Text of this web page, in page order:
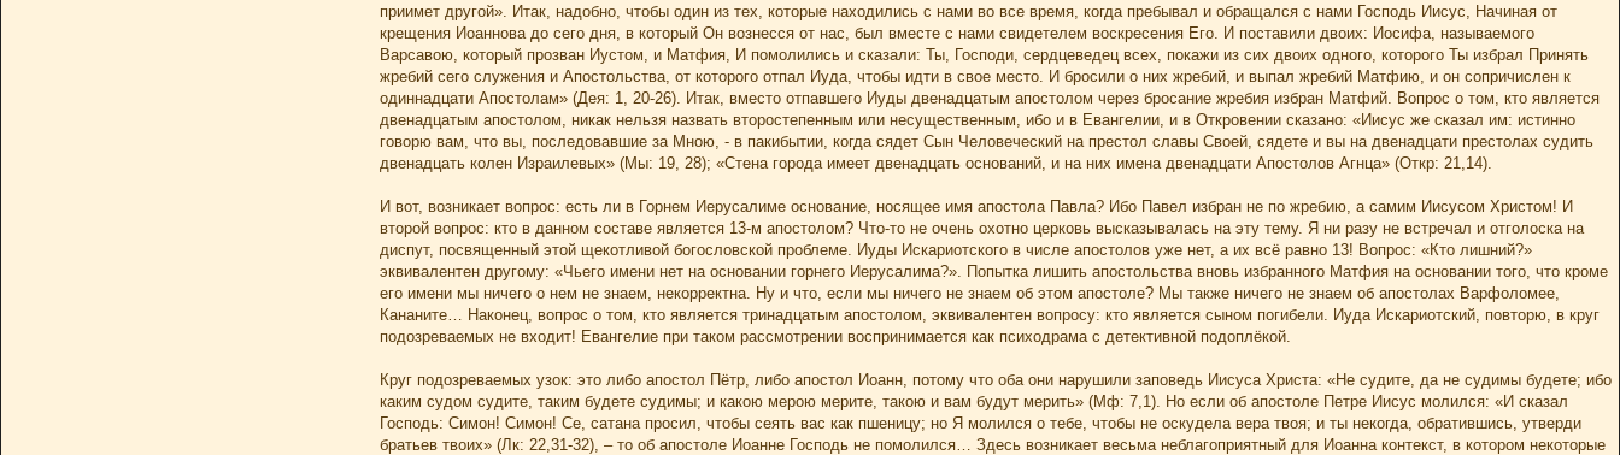
приимет другой». Итак, надобно, чтобы один из тех, которые находились с нами во все время, когда пребывал и обращался с нами Господь Иисус, Начиная от
крещения Иоаннова до сего дня, в который Он вознесся от нас, был вместе с нами свидетелем воскресения Его. И поставили двоих: Иосифа, называемого
Варсавою, который прозван Иустом, и Матфия, И помолились и сказали: Ты, Господи, сердцеведец всех, покажи из сих двоих одного, которого Ты избрал Принять
жребий сего служения и Апостольства, от которого отпал Иуда, чтобы идти в свое место. И бросили о них жребий, и выпал жребий Матфию, и он сопричислен к
одиннадцати Апостолам» (Дея: 1, 20-26). Итак, вместо отпавшего Иуды двенадцатым апостолом через бросание жребия избран Матфий. Вопрос о том, кто является
двенадцатым апостолом, никак нельзя назвать второстепенным или несущественным, ибо и в Евангелии, и в Откровении сказано: «Иисус же сказал им: истинно
говорю вам, что вы, последовавшие за Мною, - в пакибытии, когда сядет Сын Человеческий на престол славы Своей, сядете и вы на двенадцати престолах судить
двенадцать колен Израилевых» (Мы: 19, 28); «Стена города имеет двенадцать оснований, и на них имена двенадцати Апостолов Агнца» (Откр: 21,14).
И вот, возникает вопрос: есть ли в Горнем Иерусалиме основание, носящее имя апостола Павла? Ибо Павел избран не по жребию, а самим Иисусом Христом! И
второй вопрос: кто в данном составе является 13-м апостолом? Что-то не очень охотно церковь высказывалась на эту тему. Я ни разу не встречал и отголоска на
диспут, посвященный этой щекотливой богословской проблеме. Иуды Искариотского в числе апостолов уже нет, а их всё равно 13! Вопрос: «Кто лишний?»
эквивалентен другому: «Чьего имени нет на основании горнего Иерусалима?». Попытка лишить апостольства вновь избранного Матфия на основании того, что кроме
его имени мы ничего о нем не знаем, некорректна. Ну и что, если мы ничего не знаем об этом апостоле? Мы также ничего не знаем об апостолах Варфоломее,
Кананите… Наконец, вопрос о том, кто является тринадцатым апостолом, эквивалентен вопросу: кто является сыном погибели. Иуда Искариотский, повторю, в круг
подозреваемых не входит! Евангелие при таком рассмотрении воспринимается как психодрама с детективной подоплёкой.
Круг подозреваемых узок: это либо апостол Пётр, либо апостол Иоанн, потому что оба они нарушили заповедь Иисуса Христа: «Не судите, да не судимы будете; ибо
каким судом судите, таким будете судимы; и какою мерою мерите, такою и вам будут мерить» (Мф: 7,1). Но если об апостоле Петре Иисус молился: «И сказал
Господь: Симон! Симон! Се, сатана просил, чтобы сеять вас как пшеницу; но Я молился о тебе, чтобы не оскудела вера твоя; и ты некогда, обратившись, утверди
братьев твоих» (Лк: 22,31-32), – то об апостоле Иоанне Господь не помолился… Здесь возникает весьма неблагоприятный для Иоанна контекст, в котором некоторые